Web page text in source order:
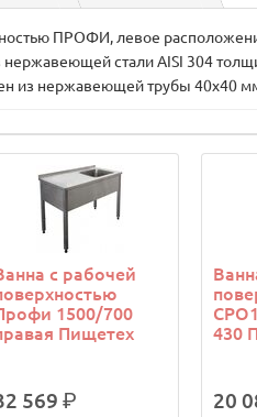
ПРОФИ, левое
нержавеющей стали AISI 304
из нержавеющей трубы 40х40
с рабочей
1500/700
Пищетех
569р.
430
20